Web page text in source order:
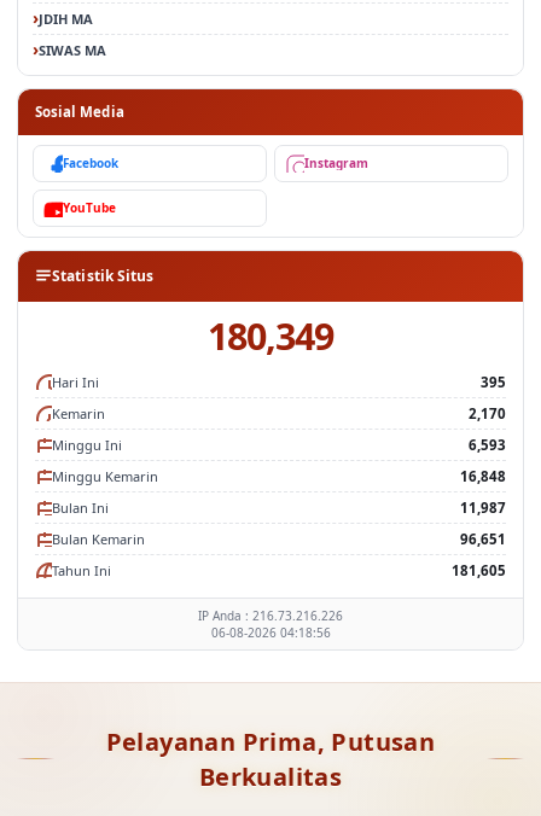
JDIH MA
SIWAS MA
Sosial Media
Facebook Instagram
YouTube
Statistik Situs
180,349
Hari Ini
395
Kemarin
2,170
Minggu Ini
6,593
Minggu Kemarin
16,848
Bulan Ini
11,987
Bulan Kemarin
96,651
Tahun Ini
181,605
IP Anda : 216.73.216.226
06-08-2026 04:18:56
Pelayanan Prima, Putusan
Berkualitas